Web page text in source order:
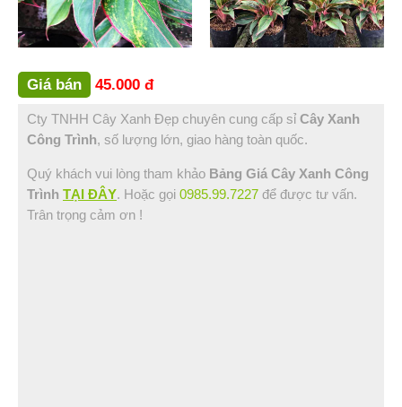
Hậu Giang (1)
Tin Tức
Giá bán 45.000 đ
Cty TNHH Cây Xanh Đẹp chuyên cung cấp sỉ Cây Xanh
Công Trình, số lượng lớn, giao hàng toàn quốc.
Quý khách vui lòng tham khảo Bảng Giá Cây Xanh Công
Trình TẠI ĐÂY. Hoặc gọi 0985.99.7227 để được tư vấn.
Trân trọng cảm ơn !